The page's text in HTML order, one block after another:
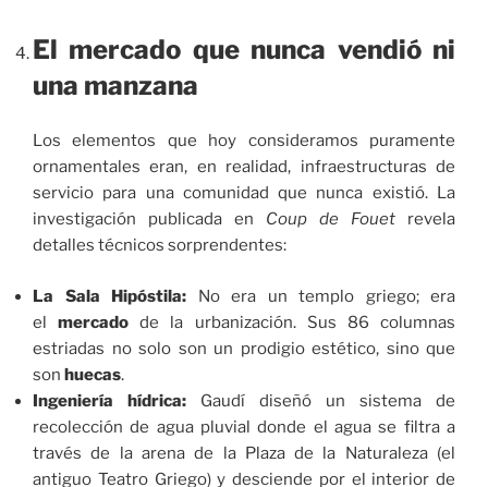
El mercado que nunca vendió ni
una manzana
Los elementos que hoy consideramos puramente
ornamentales eran, en realidad, infraestructuras de
servicio para una comunidad que nunca existió. La
investigación publicada en Coup de Fouet revela
detalles técnicos sorprendentes:
La Sala Hipóstila: No era un templo griego; era
elmercado de la urbanización. Sus 86 columnas
estriadas no solo son un prodigio estético, sino que
son huecas.
Ingeniería hídrica: Gaudí diseñó un sistema de
recolección de agua pluvial donde el agua se filtra a
través de la arena de la Plaza de la Naturaleza (el
antiguo Teatro Griego) y desciende por el interior de